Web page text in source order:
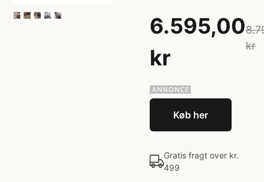
6.595,00
kr
kr
Køb her
Gratis fragt over kr.
499